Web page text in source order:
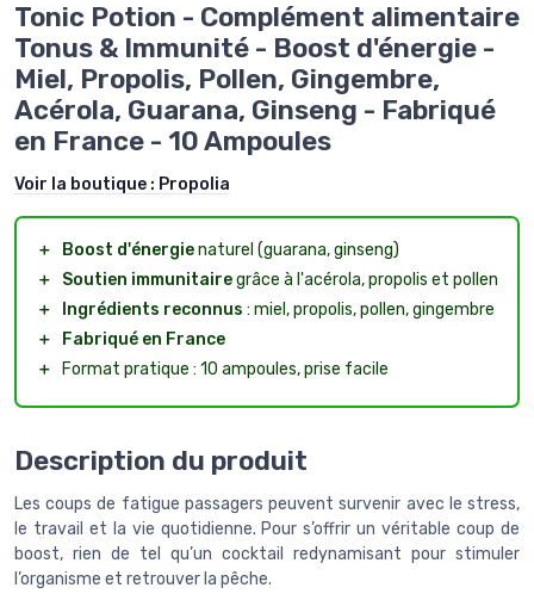
Tonic Potion - Complément alimentaire
Tonus & Immunité - Boost d'énergie -
Miel, Propolis, Pollen, Gingembre,
Acérola, Guarana, Ginseng - Fabriqué
en France - 10 Ampoules
Voir la boutique : Propolia
＋ Boost d'énergienaturel (guarana, ginseng)
＋
Soutien immunitairegrâce à l'acérola, propolis et pollen
＋
Ingrédients reconnus : miel, propolis, pollen, gingembre
＋
Fabriqué en France
＋
Format pratique : 10 ampoules, prise facile
Description du produit
Les coups de fatigue passagers peuvent survenir avec le stress,
le travail et la vie quotidienne. Pour s’offrir un véritable coup de
boost, rien de tel qu’un cocktail redynamisant pour stimuler
l’organisme et retrouver la pêche.